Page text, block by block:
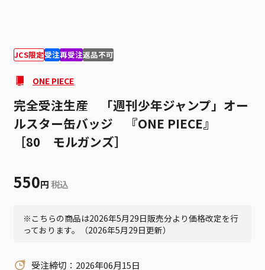
JCS限定受注再受注返品不可
ONE PIECE
完全受注生産 「週刊少年ジャンプ」オー
ルスター缶バッジ 『ONE PIECE』
［80 モルガンズ］
550円 税込
※こちらの商品は2026年5月29日販売分より価格改定を行
っております。（2026年5月29日更新）
受注締切：2026年06月15日